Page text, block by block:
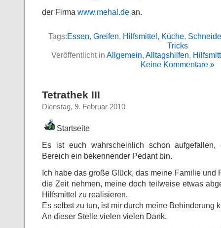
der Firma www.mehal.de an.
Tags:Essen, Greifen, Hilfsmittel, Küche,
Tricks
Veröffentlicht in Allgemein, Alltagshilfen,
Keine Kommentare »
Tetrathek III
Dienstag, 9. Februar 2010
Startseite
Es ist euch wahrscheinlich schon
Bereich ein bekennender Pedant bin.
Ich habe das große Glück, das meine Familie und
die Zeit nehmen, meine doch teilweise etwas
Hilfsmittel zu realisieren.
Es selbst zu tun, ist mir durch meine Behinderung
An dieser Stelle vielen vielen Dank.